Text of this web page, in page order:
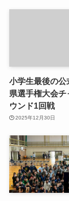
小学生最後の公
県選手権大会チ
ウンド1回戦
2025年12月30日